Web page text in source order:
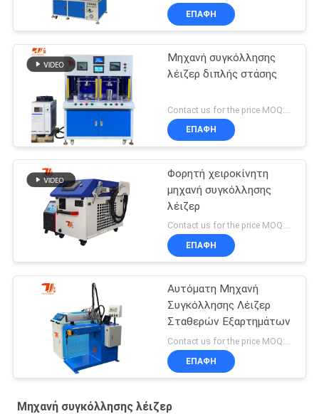
ΕΠΑΦΉ
Μηχανή συγκόλλησης
λέιζερ διπλής στάσης
ΕΠΑΦΉ
Φορητή χειροκίνητη
μηχανή συγκόλλησης
λέιζερ
Contact us for the price MOQ:1 σετ
ΕΠΑΦΉ
Αυτόματη Μηχανή
Συγκόλλησης Λέιζερ
Σταθερών Εξαρτημάτων
Contact us for the price MOQ:1 σετ
ΕΠΑΦΉ
Μηχανή συγκόλλησης λέιζερ